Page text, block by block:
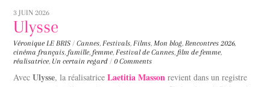
3 JUIN 2026
Ulysse
Véronique LE BRIS / Cannes,Festivals,Films,Mon blog,Rencontres 2026,
cinéma français, famille, femme,Festival de Cannes, film de femme,
réalisatrice, Un certain regard / 0 Comments
AvecUlysse, la réalisatriceLaetitia Masson revient dans un registre